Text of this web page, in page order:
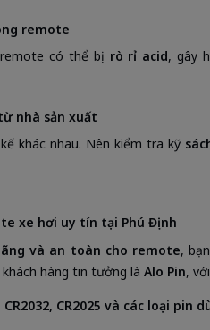
remote
có thể bị rò rỉ acid, gây
nhà sản xuất
khác nhau. Nên kiểm tra kỹ
xe hơi uy tín tại Phú Định
và an toàn cho remote,
hàng tin tưởng là Alo Pin,
CR2032, CR2025 và các loại